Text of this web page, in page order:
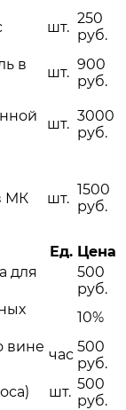
шт.
250
руб.
в
шт. 900
руб.
шт. 3000
руб.
МК
шт.
1500
руб.
Ед. Цена
для
500
руб.
10%
вине час 500
руб.
шт. 500
руб.